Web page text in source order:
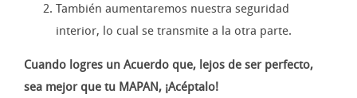
También aumentaremos nuestra seguridad
interior, lo cual se transmite a la otra parte.
Cuando logres un Acuerdo que, lejos de ser perfecto,
sea mejor que tu MAPAN, ¡Acéptalo!